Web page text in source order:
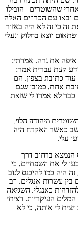
שהשוטרים הובילו
ובאו עם הכרוזים האלה
זה כי זה לא היה באזור
יוצא בחלוק ונעלי
איפה את גרה. אמרתי:
די שידע קצת עברית אמר:
כתובת בצפון. הם
אחת, כמובן שגם
כבר לא אמרו לי שזאת
מיהודה הלוי,
כאשר האקדח היה
עלי.
הנמצא ברחוב דרך
לי את השפתיים, כי
היה כמו להיכנס לגוב
עשרות אנגלים. דב
כאנגלי. השגיאה
העיקריות. רציתי
יצית לי אותה, כי לא